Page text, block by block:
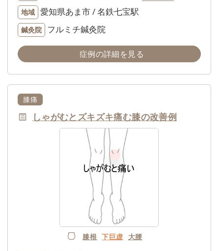
地域 愛知県あま市 / 名鉄七宝駅
鍼灸院 フルミチ鍼灸院
症例の詳細を見る
膝痛
しゃがむとズキズキ痛む膝の改善例
膝根 下巨虚 大腰